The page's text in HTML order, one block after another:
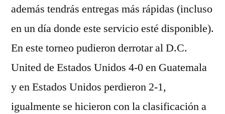
además tendrás entregas más rápidas (incluso
en un día donde este servicio esté disponible).
En este torneo pudieron derrotar al D.C.
United de Estados Unidos 4-0 en Guatemala
y en Estados Unidos perdieron 2-1,
igualmente se hicieron con la clasificación a